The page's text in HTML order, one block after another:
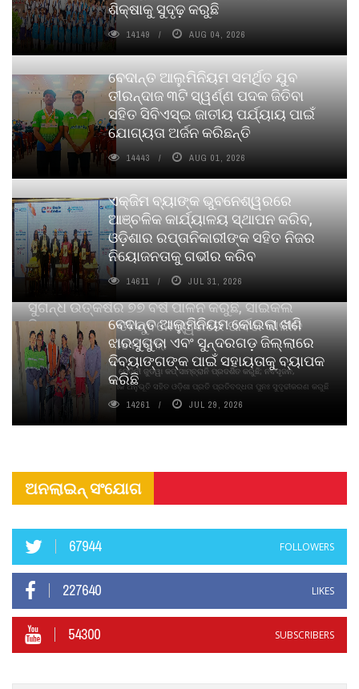
ସୁଗନ୍ଧ ଉତ୍କର୍ଷର ୭୭ ବର୍ଷ ପାଳନ କରୁଛି, ସାଇକଲ
ପିୟୋର୍‌ ଅଗରବତୀ ଭୁବନେଶ୍ୱରରେ ପାର୍ବଣ କାଳୀନ
ନବସୃଜନ ଉନ୍ମୋଚନ କଲା
ବାଉଁଶ ବିହୀନ କଠିନ ଧୂପ ଏବଂ ମେଦିନୀ ଜୁଡୱା କପ୍‌ ସାମ୍ବ୍ରାନି ପ୍ରଦର୍ଶିତ କରୁଛି; ନବସୃଜନ,
ଦୀର୍ଘସ୍ଥାୟିତା ଏବଂ ଆଧ୍ୟାତ୍ମିକ ଅନୁଭୂତି ସହିତ ଓଡ଼ିଶା ପ୍ରତି ପ୍ରତିବଦ୍ଧତା ପୁନଃ ସୁଦୃଢୀକରଣ କରୁଛି
ଶିକ୍ଷାକୁ ସୁଦୃଢ଼ କରୁଛି
14149 AUG 04, 2026
ବେଦାନ୍ତ ଆଲୁମିନିୟମ ସମର୍ଥିତ ଯୁବ
ତୀରନ୍ଦାଜ ୩ଟି ସ୍ୱର୍ଣ୍ଣ ପଦକ ଜିତିବା
ସହିତ ସିବିଏସ୍ଇ ଜାତୀୟ ପର୍ଯ୍ୟାୟ ପାଇଁ
ଯୋଗ୍ୟତା ଅର୍ଜନ କରିଛନ୍ତି
14443 AUG 01, 2026
ଏକ୍ଜିମ ବ୍ୟାଙ୍କ ଭୁବନେଶ୍ୱରରେ
ଆଞ୍ଚଳିକ କାର୍ଯ୍ୟାଳୟ ସ୍ଥାପନ କରିବ,
ଓଡ଼ିଶାର ରପ୍ତାନିକାରୀଙ୍କ ସହିତ ନିଜର
ନିୟୋଜନତାକୁ ଗଭୀର କରିବ
14611 JUL 31, 2026
ବେଦାନ୍ତ ଆଲୁମିନିୟମ କୋଇଲା ଖଣି
ଝାରସୁଗୁଡା ଏବଂ ସୁନ୍ଦରଗଡ଼ ଜିଲ୍ଲାରେ
ଦିବ୍ୟାଙ୍ଗଙ୍କ ପାଇଁ ସହାୟତାକୁ ବ୍ୟାପକ
କରିଛି
14261 JUL 29, 2026
ଅନଲାଇନ୍ ସଂଯୋଗ
67944 FOLLOWERS
227640 LIKES
54300 SUBSCRIBERS